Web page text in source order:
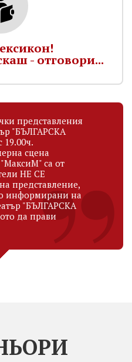
- отговори...
представления
"БЪЛГАРСКА
сцена
са от
НЕ СЕ
представление,
информирани на
"БЪЛГАРСКА
да прави